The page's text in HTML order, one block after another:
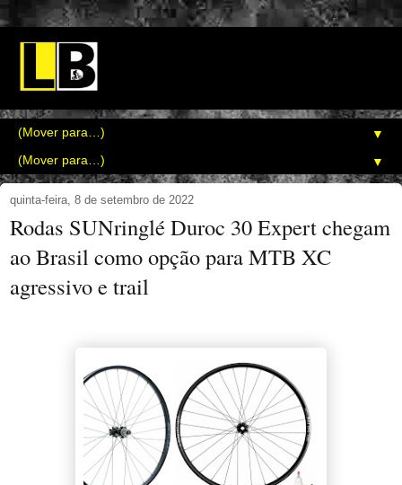
▼
▼
quinta-feira, 8 de setembro de 2022
Rodas SUNringlé Duroc 30 Expert chegam
ao Brasil como opção para MTB XC
agressivo e trail